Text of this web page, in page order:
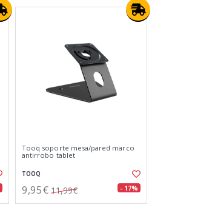
Tooq soporte mesa/pared marco
antirrobo tablet
TOOQ
9,95€ 11,99€ - 17%